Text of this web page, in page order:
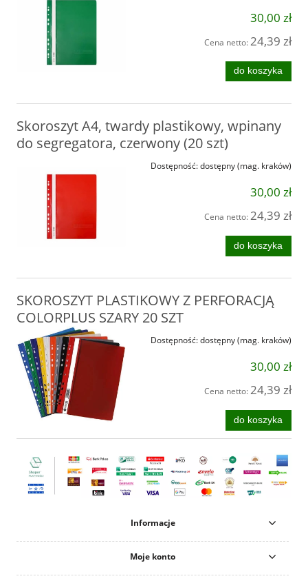
30,00 zł
Cena netto: 24,39 zł
do koszyka
Skoroszyt A4, twardy plastikowy, wpinany
do segregatora, czerwony (20 szt)
Dostępność:dostępny (mag. kraków)
30,00 zł
Cena netto:24,39 zł
do koszyka
SKOROSZYT PLASTIKOWY Z PERFORACJĄ
COLORPLUS SZARY 20 SZT
Dostępność:dostępny (mag. kraków)
30,00 zł
Cena netto:24,39 zł
do koszyka
Informacje
Moje konto